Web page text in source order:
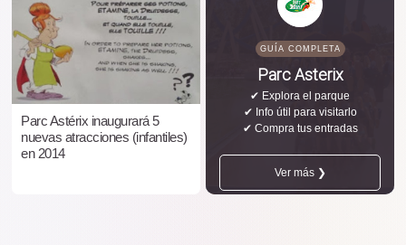
Parc Astérix inaugurará 5
nuevas atracciones (infantiles)
en 2014
GUÍA COMPLETA
Parc Asterix
✔ Explora el parque
✔ Info útil para visitarlo
✔ Compra tus entradas
Ver más ❯